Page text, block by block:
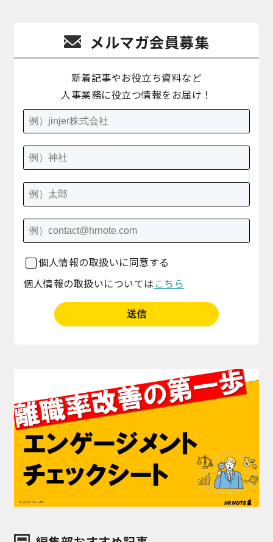
メルマガ会員募集
新着記事やお役立ち資料など
人事業務に役立つ情報をお届け！
個人情報の取扱いに同意する
個人情報の取扱いについては こちら